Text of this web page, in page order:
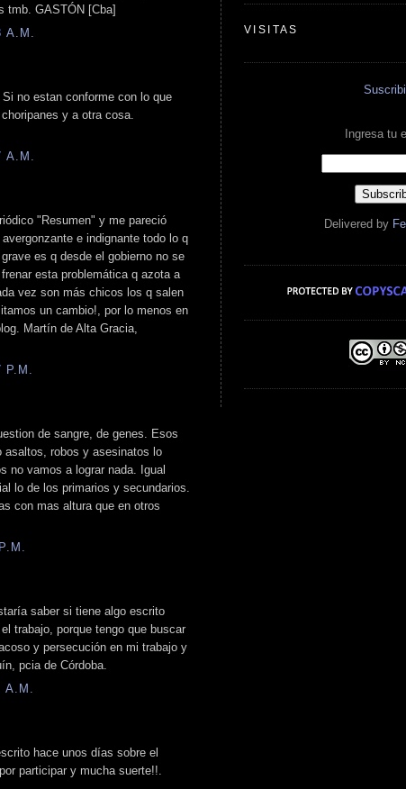
tmb. GASTÓN [Cba]
no estan conforme con lo que
y a otra cosa.
"Resumen" y me pareció
e indignante todo lo q
es q desde el gobierno no se
esta problemática q azota a
vez son más chicos los q salen
un cambio!, por lo menos en
Martín de Alta Gracia,
de sangre, de genes. Esos
asaltos, robos y asesinatos lo
no vamos a lograr nada. Igual
lo de los primarios y secundarios.
con mas altura que en otros
saber si tiene algo escrito
trabajo, porque tengo que buscar
y persecución en mi trabajo y
pcia de Córdoba.
hace unos días sobre el
participar y mucha suerte!!.
VISITAS
Ingresa tu
Delivered by